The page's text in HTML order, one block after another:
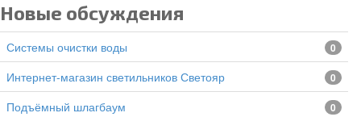
Новые обсуждения
Системы очистки воды 0
Интернет-магазин светильников Светояр 0
подъёмный шлагбаум 0